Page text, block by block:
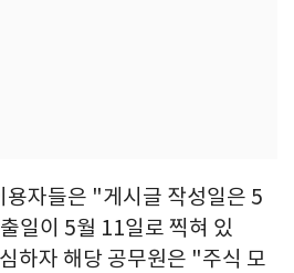
용자들은 "게시글 작성일은 5
일이 5월 11일로 찍혀 있
하자 해당 공무원은 "주식 모